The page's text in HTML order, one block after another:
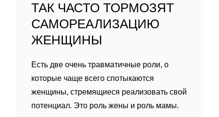
ТАК ЧАСТО ТОРМОЗЯТ
САМОРЕАЛИЗАЦИЮ
ЖЕНЩИНЫ
Есть две очень травматичные роли, о
которые чаще всего спотыкаются
женщины, стремящиеся реализовать свой
потенциал. Это роль жены и роль мамы.